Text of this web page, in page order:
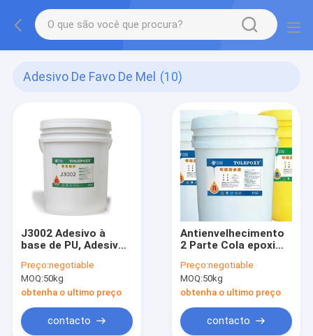
Adesivo De Favo De Mel (10)
J3002 Adesivo à
base de PU, Adesivo
dois componentes
Preço:negotiable
MOQ:50kg
obtenha o ultimo preço
contacto
Antienvelhecimento
2 Parte Cola epoxi
desempenho de
compressão
Preço:negotiable
MOQ:50kg
obtenha o ultimo preço
contacto